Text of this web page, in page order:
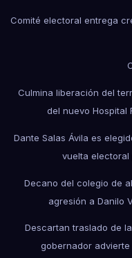
Comité electoral entrega
Culmina liberación del
del nuevo Hospital
Dante Salas Ávila es
vuelta electoral
Decano del colegio de
agresión a Danilo
Descartan traslado de la
gobernador